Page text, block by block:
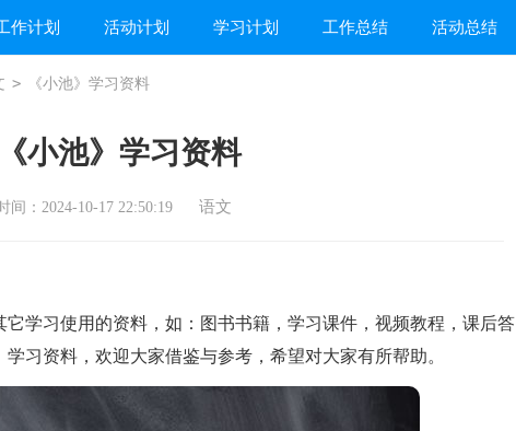
作计划 活动计划 学习计划 工作总结 活动总结
> 《小池》学习资料
《小池》学习资料
间：2024-10-17 22:50:19 语文
习使用的资料，如：图书书籍，学习课件，视频教程，课后答
习资料，欢迎大家借鉴与参考，希望对大家有所帮助。